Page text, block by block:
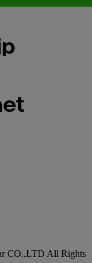
CO.,LTD All Rights